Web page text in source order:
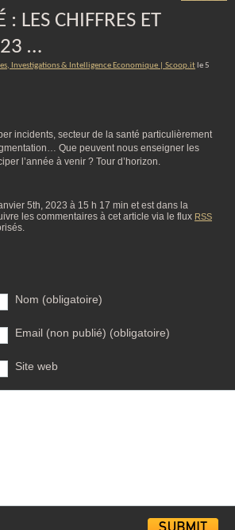
: LES CHIFFRES ET
…
Investigations & Intelligence Economique | Scoop.it le 5
incidents, secteur de la santé particulièrement
Que peuvent nous enseigner les
l’année à venir ? Tour d’horizon.
5th, 2023 à 15 h 17 min et est dans la
les commentaires à cet article via le flux RSS
Nom (obligatoire)
Email (non publié) (obligatoire)
Site web